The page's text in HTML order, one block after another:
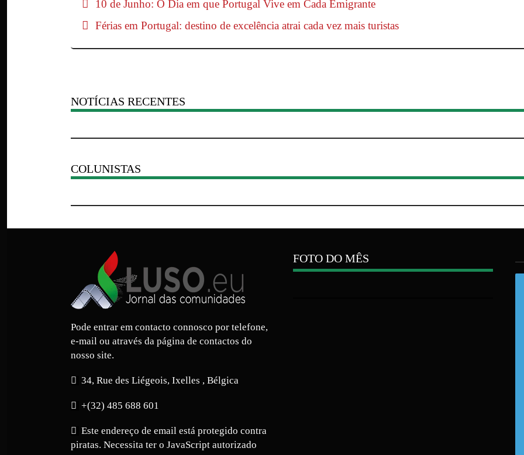
10 de Junho: O Dia em que Portugal Vive em Cada Emigrante
Férias em Portugal: destino de excelência atrai cada vez mais turistas
NOTÍCIAS RECENTES
COLUNISTAS
Pode entrar em contacto connosco por telefone,
e-mail ou através da página de contactos do
nosso site.
34, Rue des Liégeois, Ixelles , Bélgica
+(32) 485 688 601
Este endereço de email está protegido contra
piratas. Necessita ter o JavaScript autorizado
FOTO DO MÊS